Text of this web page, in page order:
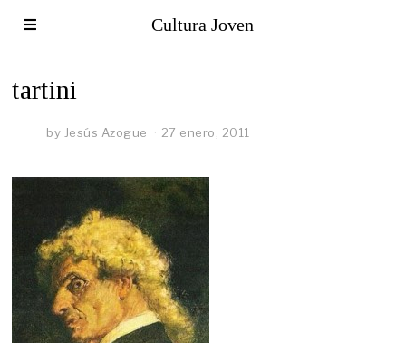
Cultura Joven
tartini
by Jesús Azogue 27 enero, 2011